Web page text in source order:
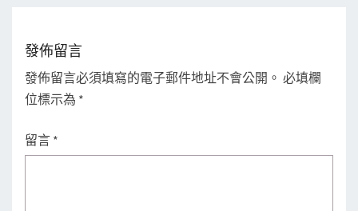
發佈留言
發佈留言必須填寫的電子郵件地址不會公開。 必填欄
位標示為 *
留言 *